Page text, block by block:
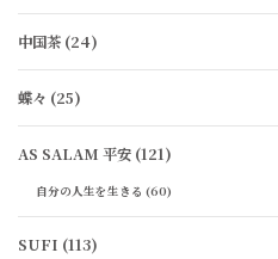
中国茶 (24)
蝶々 (25)
AS SALAM 平安 (121)
自分の人生を生きる (60)
SUFI (113)